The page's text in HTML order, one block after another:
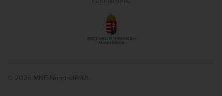
© 2026 MNF Nonprofit Kft.